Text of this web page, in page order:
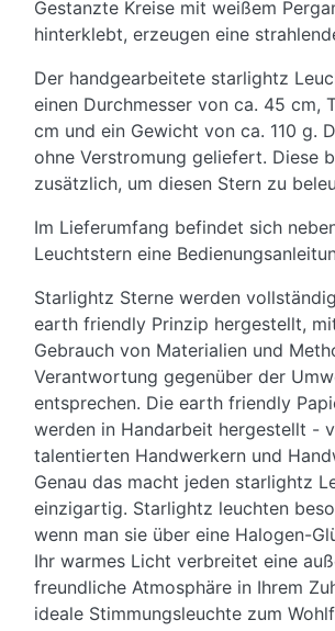
Gestanzte Kreise mit weißem
hinterklebt, erzeugen eine
Der handgearbeitete starlightz
einen Durchmesser von ca. 45 cm,
cm und ein Gewicht von ca. 110 g.
ohne Verstromung geliefert. Diese
zusätzlich, um diesen Stern zu
Im Lieferumfang befindet sich
Leuchtstern eine
Starlightz Sterne werden
earth friendly Prinzip hergestellt,
Gebrauch von Materialien und
Verantwortung gegenüber der
entsprechen. Die earth friendly
werden in Handarbeit hergestellt -
talentierten Handwerkern und
Genau das macht jeden starlightz
einzigartig. Starlightz leuchten
wenn man sie über eine Halogen-
Ihr warmes Licht verbreitet eine
freundliche Atmosphäre in Ihrem
ideale Stimmungsleuchte zum